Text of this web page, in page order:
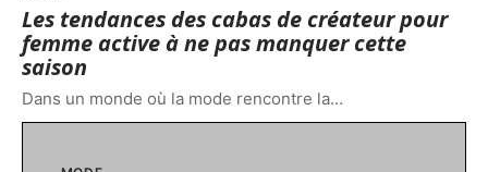
Les tendances des cabas de créateur pour
femme active à ne pas manquer cette
saison
Dans un monde où la mode rencontre la…